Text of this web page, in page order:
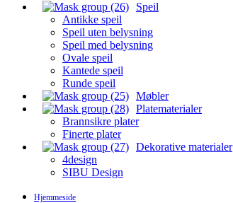
Speil
Antikke speil
Speil uten belysning
Speil med belysning
Ovale speil
Kantede speil
Runde speil
Møbler
Platematerialer
Brannsikre plater
Finerte plater
Dekorative materialer
4design
SIBU Design
Hjemmeside